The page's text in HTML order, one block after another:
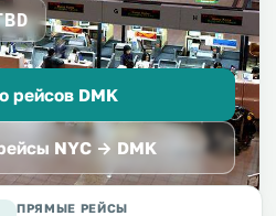
рейсов DMK
NYC → DMK
ПРЯМЫЕ РЕЙСЫ